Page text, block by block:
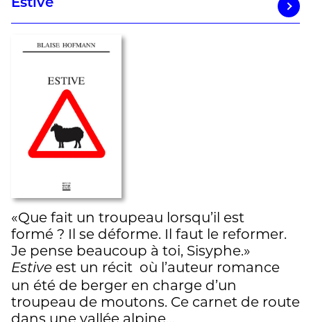
Estive
«Que fait un troupeau lorsqu’il est
formé ? Il se déforme. Il faut le reformer.
Je pense beaucoup à toi, Sisyphe.»
Estive est un récit où l’auteur romance
un été de berger en charge d’un
troupeau de moutons. Ce carnet de route
dans une vallée alpine…